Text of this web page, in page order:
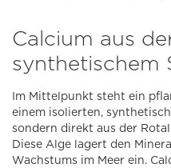
Calcium aus
synthetischem
Im Mittelpunkt steht ein
einem isolierten,
sondern direkt aus der
Diese Alge lagert den
Wachstums im Meer ein.